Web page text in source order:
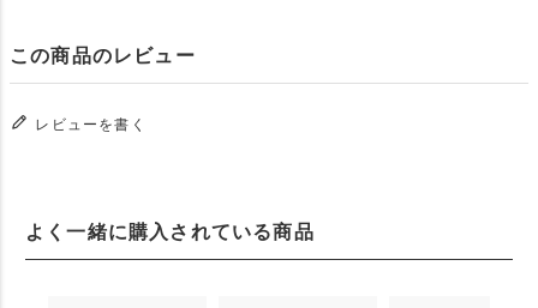
この商品のレビュー
レビューを書く
よく一緒に購入されている商品